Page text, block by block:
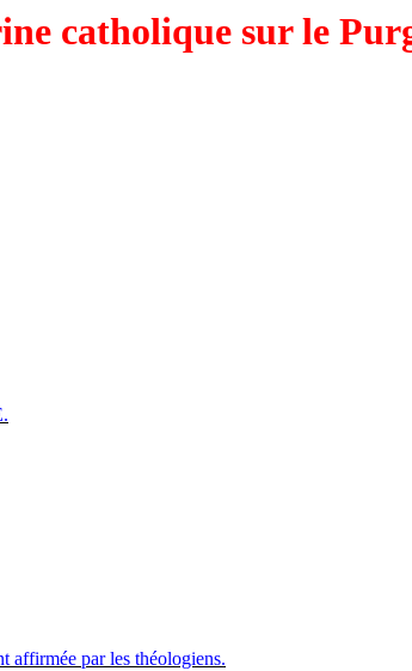
catholique sur le
affirmée par les théologiens.